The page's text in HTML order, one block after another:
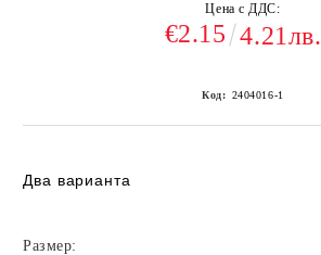
Цена с ДДС:
€2.15 4.21лв.
Код: 2404016-1
Два варианта
Размер: